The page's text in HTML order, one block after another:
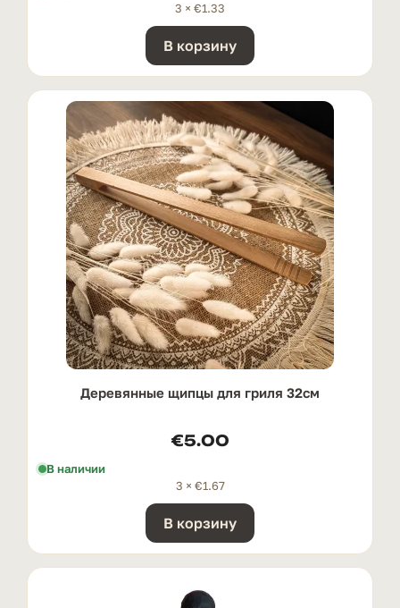
3 × €1.33
В корзину
Деревянные щипцы для гриля 32см
€5.00
В наличии
3 × €1.67
В корзину